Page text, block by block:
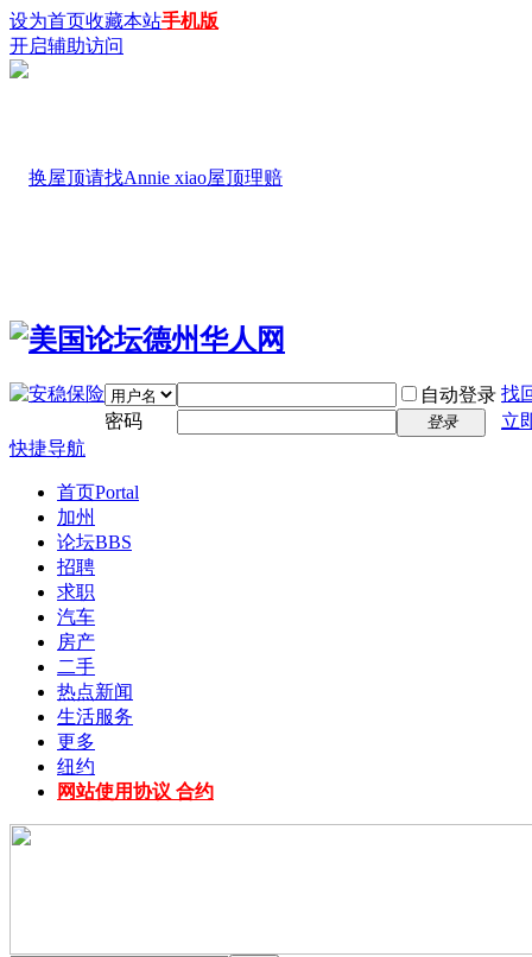
设为首页收藏本站手机版
开启辅助访问
自动登录 找
密码
登录
立
快捷导航
首页Portal
加州
论坛BBS
招聘
求职
汽车
房产
二手
热点新闻
生活服务
更多
纽约
网站使用协议 合约